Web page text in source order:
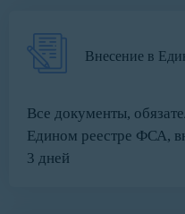
Внесение в
Все документы,
Едином реестре ФСА,
3 дней